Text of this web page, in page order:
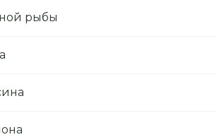
рыбы